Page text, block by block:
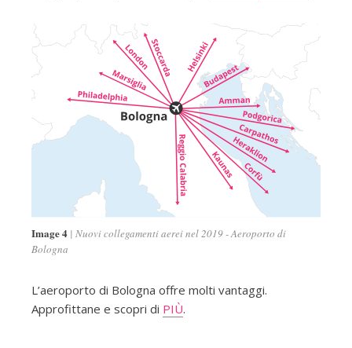
Image 4 Nuovi collegamenti aerei nel 2019 - Aeroporto di
Bologna
L’aeroporto di Bologna offre molti vantaggi.
Approfittane e scopri di PIÙ.